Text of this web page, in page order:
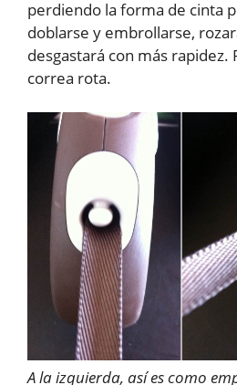
perdiendo la forma de cinta
doblarse y embrollarse,
desgastará con más rapidez.
correa rota.
A la izquierda, así es como